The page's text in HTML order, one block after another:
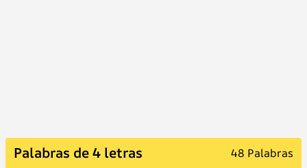
Palabras de 4 letras 48 Palabras